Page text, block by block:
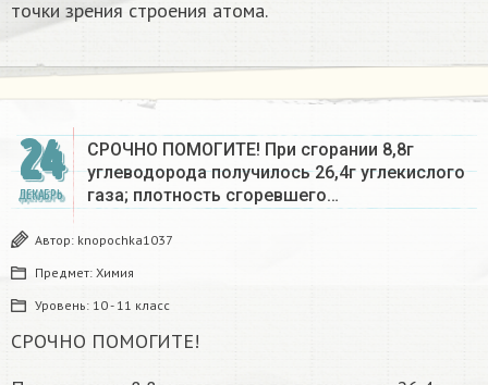
точки зрения строения атома.
24
ДЕКАБРЬ
СРОЧНО ПОМОГИТЕ! При сгорании 8,8г
углеводорода получилось 26,4г углекислого
газа; плотность сгоревшего…
Автор: knopochka1037
Предмет: Химия
Уровень: 10 - 11 класс
СРОЧНО ПОМОГИТЕ!